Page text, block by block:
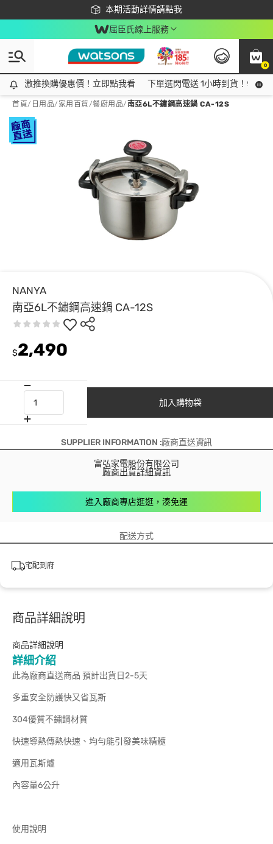
本期活動詳情請點我
下載app最高回饋$350
屈臣氏線上服務
0
激推換購優惠價！立即點我看
激推換購優惠價！立即點我看 下單選閃電送 1小時到貨！領神
首頁/ 日用品/ 家用百貨/餐廚用品/ 南亞6L不鏽鋼高速鍋 CA-12S
NANYA
南亞6L不鏽鋼高速鍋 CA-12S
$2,490
加入購物袋
SUPPLIER INFORMATION :廠商直送資訊
富弘家電股份有限公司
廠商出貨詳細資訊
進入廠商專店逛逛，湊免運
配送方式
宅配到府
商品詳細說明
商品詳細說明
詳細介紹
此為廠商直送商品 預計出貨日2-5天
多重安全防護快又省瓦斯
304優質不鏽鋼材質
快速導熱傳熱快速、均勻能引發美味精髓
適用瓦斯爐
內容量6公升
使用說明